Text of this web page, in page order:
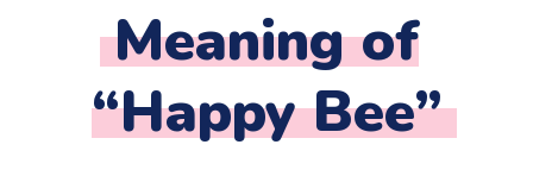
Meaning of
“Happy Bee”